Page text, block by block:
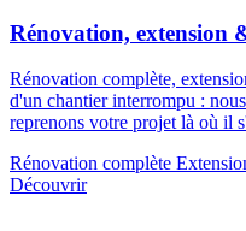
Rénovation, extension
Rénovation complète,
d'un chantier interrompu :
reprenons votre projet là où il
Rénovation complète
Découvrir